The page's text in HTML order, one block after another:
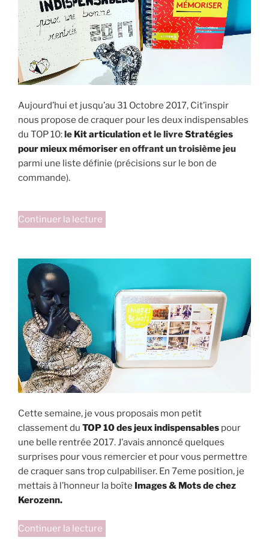
sa
préparation? »
Aujourd’hui et jusqu’au 31 Octobre 2017, Cit’inspir
nous propose de craquer pour les deux indispensables
du TOP 10:le Kit articulationet le livreStratégies
pour mieux mémoriseren offrant un troisième jeu
parmi une liste définie (précisions sur le bon de
commande).
Continuer la lecture
surprise:
Cit’inspir »
Cette semaine, je vous proposais mon petit
classement du TOP 10 des jeux indispensables pour
une belle rentrée 2017. J’avais annoncé quelques
surprises pour vous remercier et pour vous permettre
de craquer sans trop culpabiliser. En 7eme position, je
mettais à l’honneur la boîte Images & Mots de chez
Kerozenn.
Continuer la lecture